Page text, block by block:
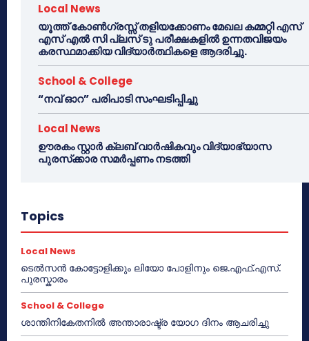
Local News
യൂത്ത് കോൺഗ്രസ്സ് തളിയക്കോണം മേഖല കമ്മറ്റി എസ്
എസ് എൽ സി പ്ലസ് ടു പരീക്ഷകളിൽ ഉന്നതവിജയം
കരസ്ഥമാക്കിയ വിദ്യാർത്ഥികളെ ആദരിച്ചു.
School & College
“നവ് ഓറ” പരിപാടി സംഘടിപ്പിച്ചു
Local News
ഊരകം സ്റ്റാർ ക്ലബ് വാർഷികവും വിദ്യാഭ്യാസ
പുരസ്‌ക്കാര സമർപ്പണം നടത്തി
Topics
Local News
ടെൽസൻ കോട്ടോളിക്കും ലിയോ പോളിനും ജെ.എഫ്.എസ്.
പുരസ്കാരം
School & College
ശാന്തിനികേതനിൽ അന്താരാഷ്ട്ര യോഗ ദിനം ആചരിച്ചു